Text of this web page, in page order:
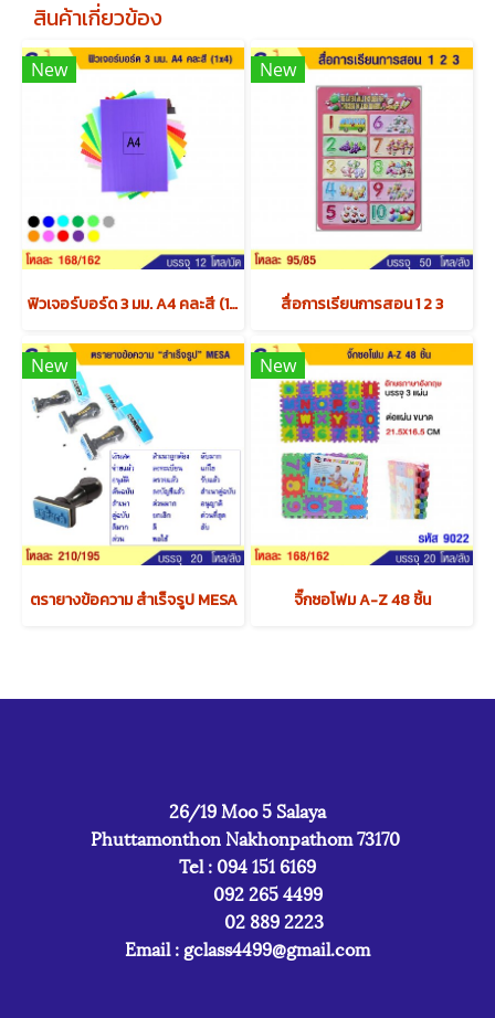
สินค้าเกี่ยวข้อง
New
ฟิวเจอร์บอร์ด 3 มม. A4 คละสี (1x4) x12 แพค
New
สื่อการเรียนการสอน 1 2 3
New
ตรายางข้อความ สำเร็จรูป MESA
New
จิ๊กซอโฟม A-Z 48 ชิ้น
26/19 Moo 5 Salaya
Phuttamonthon Nakhonpathom 73170
Tel : 094 151 6169
092 265 4499
02 889 2223
Email : gclass4499@gmail.com